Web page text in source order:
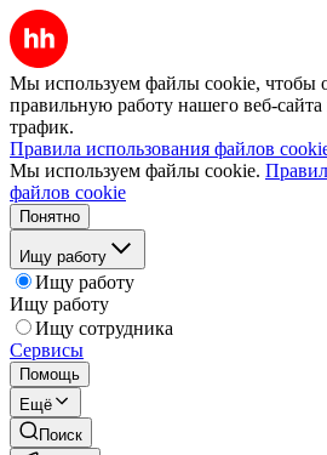
Мы используем файлы cookie, чтобы
правильную работу нашего веб-сайта
трафик.
Правила использования файлов
Мы используем файлы cookie.
файлов cookie
Понятно
Ищу работу
Ищу работу
Ищу работу
Ищу сотрудника
Сервисы
Помощь
Ещё
Поиск